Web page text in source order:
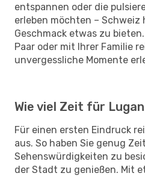
entspannen oder die
erleben möchten –
Geschmack etwas zu
Paar oder mit Ihrer Familie
unvergessliche Momente
Wie viel Zeit für
Für einen ersten Eindruck
aus. So haben Sie genug
Sehenswürdigkeiten zu
der Stadt zu genießen. Mit